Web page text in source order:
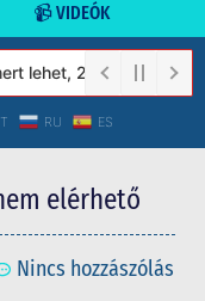
📹 VIDEÓK
2023-tól a
RU ES
elérhető
Nincs hozzászólás